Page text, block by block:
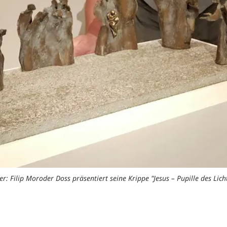
Filip Moroder Doss präsentiert seine Krippe "Jesus – Pupille des